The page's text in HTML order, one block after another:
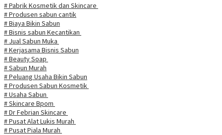
# Pabrik Kosmetik dan Skincare
# Produsen sabun cantik
# Biaya Bikin Sabun
# Bisnis sabun Kecantikan
# Jual Sabun Muka
# Kerjasama Bisnis Sabun
# Beauty Soap
# Sabun Murah
# Peluang Usaha Bikin Sabun
# Produsen Sabun Kosmetik
# Usaha Sabun
# Skincare Bpom
# Dr Febrian Skincare
# Pusat Alat Lukis Murah
# Pusat Piala Murah